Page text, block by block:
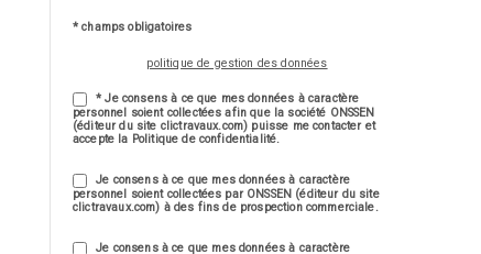
* champs obligatoires
politique de gestion des données
* Je consens à ce que mes données à caractère
personnel soient collectées afin que la société ONSSEN
(éditeur du site clictravaux.com) puisse me contacter et
accepte la Politique de confidentialité.
Je consens à ce que mes données à caractère
personnel soient collectées par ONSSEN (éditeur du site
clictravaux.com) à des fins de prospection commerciale.
Je consens à ce que mes données à caractère